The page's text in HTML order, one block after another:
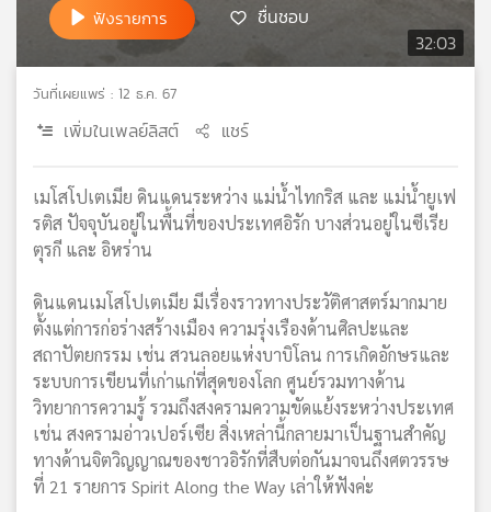
แผนที่
เครือ
ข่าย
32:03
ฟังรายการ ชื่นชอบ
วันที่เผยแพร่ : 12 ธ.ค. 67
เพิ่มในเพลย์ลิสต์ แชร์
เมโสโปเตเมีย ดินแดนระหว่าง แม่น้ำไทกริส และ แม่น้ำยูเฟ
รติส ปัจจุบันอยู่ในพื้นที่ของประเทศอิรัก บางส่วนอยู่ในซีเรีย
ตุรกี และ อิหร่าน
ดินแดนเมโสโปเตเมีย มีเรื่องราวทางประวัติศาสตร์มากมาย
ตั้งแต่การก่อร่างสร้างเมือง ความรุ่งเรืองด้านศิลปะและ
สถาปัตยกรรม เช่น สวนลอยแห่งบาบิโลน การเกิดอักษรและ
ระบบการเขียนที่เก่าแก่ที่สุดของโลก ศูนย์รวมทางด้าน
วิทยาการความรู้ รวมถึงสงครามความขัดแย้งระหว่างประเทศ
เช่น สงครามอ่าวเปอร์เซีย สิ่งเหล่านี้กลายมาเป็นฐานสำคัญ
ทางด้านจิตวิญญาณของชาวอิรักที่สืบต่อกันมาจนถึงศตวรรษ
ที่ 21 รายการ Spirit Along the Way เล่าให้ฟังค่ะ